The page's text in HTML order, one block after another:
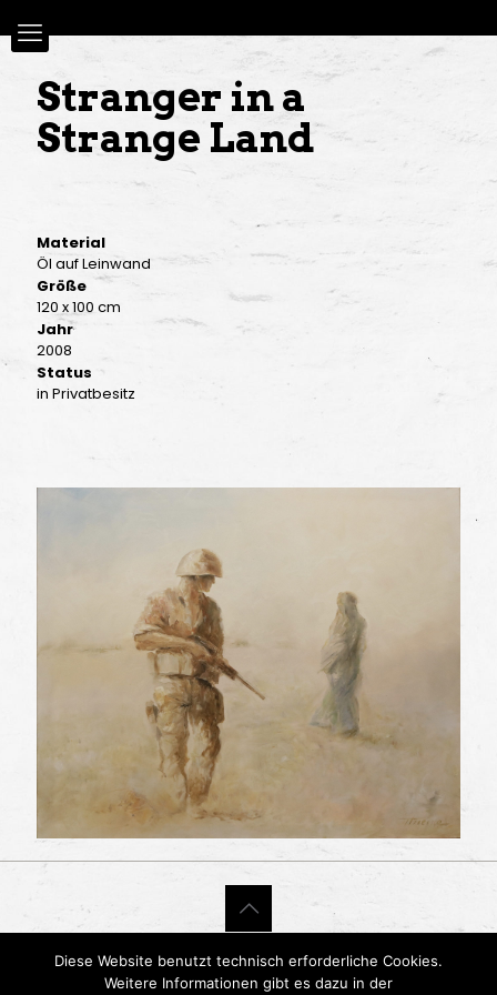
Stranger in a
Strange Land
Material
Öl auf Leinwand
Größe
120 x 100 cm
Jahr
2008
Status
in Privatbesitz
© 2020 Mario Thieme. Alle Rechte vorbehalten.
Impressum
Diese Website benutzt technisch erforderliche Cookies.
Weitere Informationen gibt es dazu in der